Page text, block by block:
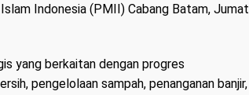
Indonesia (PMII) Cabang Batam, Jumat
yang berkaitan dengan progres
pengelolaan sampah, penanganan banjir,